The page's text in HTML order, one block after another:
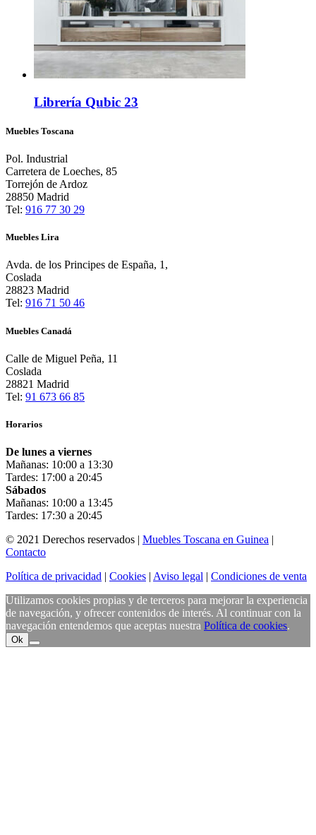
Librería Qubic 23
Muebles Toscana
Pol. Industrial
Carretera de Loeches, 85
Torrejón de Ardoz
28850 Madrid
Tel: 916 77 30 29
Muebles Lira
Avda. de los Principes de España, 1,
Coslada
28823 Madrid
Tel: 916 71 50 46
Muebles Canadá
Calle de Miguel Peña, 11
Coslada
28821 Madrid
Tel: 91 673 66 85
Horarios
De lunes a viernes
Mañanas: 10:00 a 13:30
Tardes: 17:00 a 20:45
Sábados
Mañanas: 10:00 a 13:45
Tardes: 17:30 a 20:45
© 2021 Derechos reservados | Muebles Toscana en Guinea |
Contacto
Política de privacidad | Cookies | Aviso legal | Condiciones de venta
Utilizamos cookies propias y de terceros para mejorar la experiencia
de navegación, y ofrecer contenidos de interés. Al continuar con la
navegación entendemos que aceptas nuestra Política de cookies.
Ok